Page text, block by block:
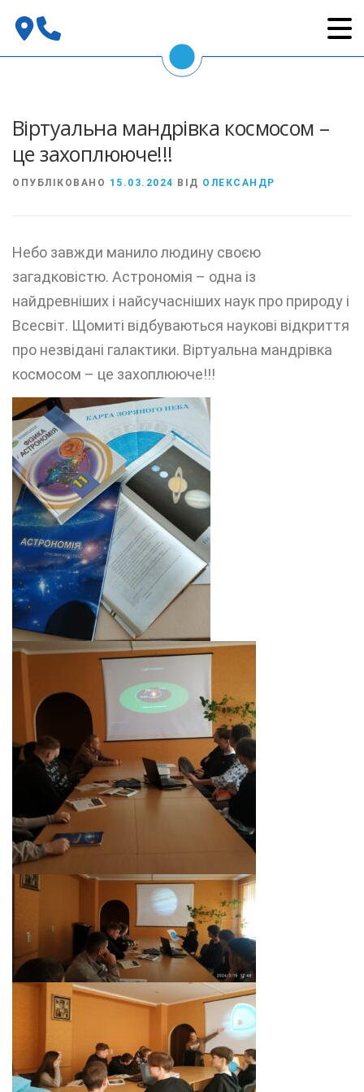
Віртуальна мандрівка космосом –
це захоплююче!!!
ОПУБЛІКОВАНО 15.03.2024 ВІД ОЛЕКСАНДР
Небо завжди манило людину своєю
загадковістю. Астрономія – одна із
найдревніших і найсучасніших наук про природу і
Всесвіт. Щомиті відбуваються наукові відкриття
про незвідані галактики. Віртуальна мандрівка
космосом – це захоплююче!!!